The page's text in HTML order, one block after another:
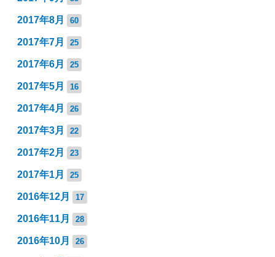
2017年8月 60
2017年7月 25
2017年6月 25
2017年5月 16
2017年4月 26
2017年3月 22
2017年2月 23
2017年1月 25
2016年12月 17
2016年11月 28
2016年10月 26